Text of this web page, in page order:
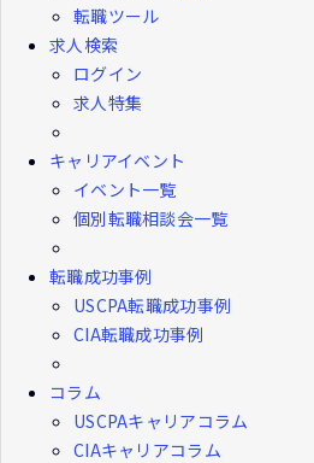
転職ツール
求人検索
ログイン
求人特集
キャリアイベント
イベント一覧
個別転職相談会一覧
転職成功事例
USCPA転職成功事例
CIA転職成功事例
コラム
USCPAキャリアコラム
CIAキャリアコラム